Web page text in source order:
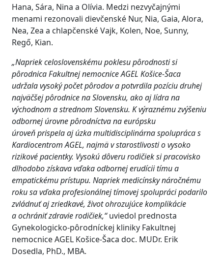
Hana, Sára, Nina a Olívia. Medzi nezvyčajnými
menami rezonovali dievčenské Nur, Nia, Gaia, Alora,
Nea, Zea a chlapčenské Vajk, Kolen, Noe, Sunny,
Regő, Kian.
„Napriek celoslovenskému poklesu pôrodnosti si
pôrodnica Fakultnej nemocnice AGEL Košice-Šaca
udržala vysoký počet pôrodov a potvrdila pozíciu druhej
najväčšej pôrodnice na Slovensku, ako aj lídra na
východnom a strednom Slovensku. K výraznému zvýšeniu
odbornej úrovne pôrodníctva na európsku
úroveň prispela aj úzka multidisciplinárna spolupráca s
Kardiocentrom AGEL, najmä v starostlivosti o vysoko
rizikové pacientky. Vysokú dôveru rodičiek si pracovisko
dlhodobo získava vďaka odbornej erudícii tímu a
empatickému prístupu. Napriek medicínsky náročnému
roku sa vďaka profesionálnej tímovej spolupráci podarilo
zvládnuť aj zriedkavé, život ohrozujúce komplikácie
a ochrániť zdravie rodičiek,“uviedol prednosta
Gynekologicko-pôrodníckej kliniky Fakultnej
nemocnice AGEL Košice-Šaca doc. MUDr. Erik
Dosedla, PhD., MBA.